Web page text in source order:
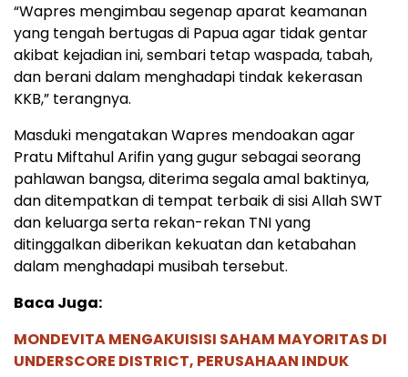
“Wapres mengimbau segenap aparat keamanan
yang tengah bertugas di Papua agar tidak gentar
akibat kejadian ini, sembari tetap waspada, tabah,
dan berani dalam menghadapi tindak kekerasan
KKB,” terangnya.
Masduki mengatakan Wapres mendoakan agar
Pratu Miftahul Arifin yang gugur sebagai seorang
pahlawan bangsa, diterima segala amal baktinya,
dan ditempatkan di tempat terbaik di sisi Allah SWT
dan keluarga serta rekan-rekan TNI yang
ditinggalkan diberikan kekuatan dan ketabahan
dalam menghadapi musibah tersebut.
Baca Juga:
MONDEVITA MENGAKUISISI SAHAM MAYORITAS DI
UNDERSCORE DISTRICT, PERUSAHAAN INDUK